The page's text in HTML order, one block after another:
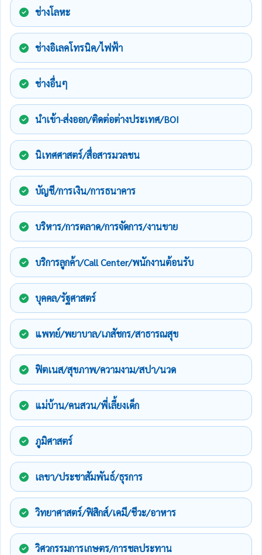
ช่างโลหะ
ช่างอิเลคโทรนิค/ไฟฟ้า
ช่างอื่นๆ
นำเข้า-ส่งออก/ติดต่อต่างประเทศ/BOI
นิเทศศาสตร์/สื่อสารมวลชน
บัญชี/การเงิน/การธนาคาร
บริหาร/การตลาด/การจัดการ/งานขาย
บริการลูกค้า/Call Center/พนักงานต้อนรับ
บุคคล/รัฐศาสตร์
แพทย์/พยาบาล/เภสัชกร/สาธารณสุข
ฟิตเนส/สุขภาพ/ความงาม/สปา/นวด
แม่บ้าน/คนสวน/พี่เลี้ยงเด็ก
ภูมิศาสตร์
เลขา/ประชาสัมพันธ์/ธุรการ
วิทยาศาสตร์/ฟิสิกส์/เคมี/ชีวะ/อาหาร
วิศวกรรมการเกษตร/การชลประทาน